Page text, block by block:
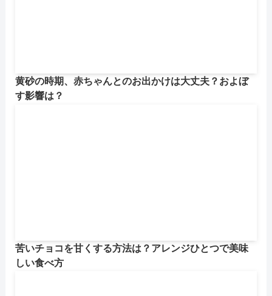
黄砂の時期、赤ちゃんとのお出かけは大丈夫？およぼ
す影響は？
苦いチョコを甘くする方法は？アレンジひとつで美味
しい食べ方